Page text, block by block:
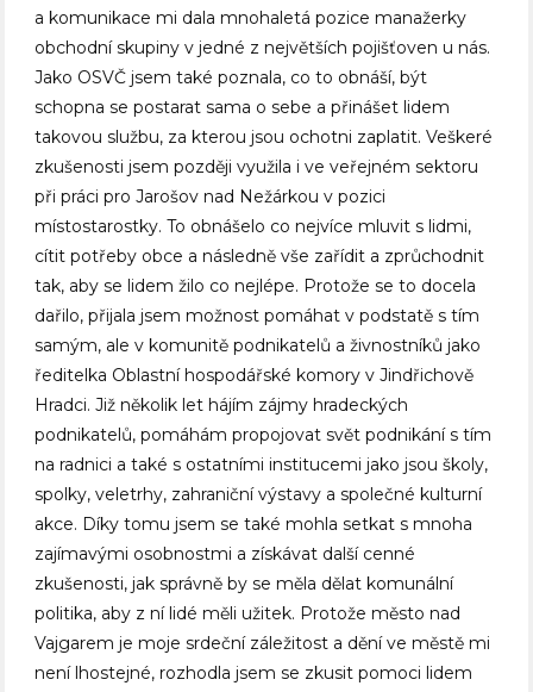
a komunikace mi dala mnohaletá pozice manažerky
obchodní skupiny v jedné z největších pojišťoven u nás.
Jako OSVČ jsem také poznala, co to obnáší, být
schopna se postarat sama o sebe a přinášet lidem
takovou službu, za kterou jsou ochotni zaplatit. Veškeré
zkušenosti jsem později využila i ve veřejném sektoru
při práci pro Jarošov nad Nežárkou v pozici
místostarostky. To obnášelo co nejvíce mluvit s lidmi,
cítit potřeby obce a následně vše zařídit a zprůchodnit
tak, aby se lidem žilo co nejlépe. Protože se to docela
dařilo, přijala jsem možnost pomáhat v podstatě s tím
samým, ale v komunitě podnikatelů a živnostníků jako
ředitelka Oblastní hospodářské komory v Jindřichově
Hradci. Již několik let hájím zájmy hradeckých
podnikatelů, pomáhám propojovat svět podnikání s tím
na radnici a také s ostatními institucemi jako jsou školy,
spolky, veletrhy, zahraniční výstavy a společné kulturní
akce. Díky tomu jsem se také mohla setkat s mnoha
zajímavými osobnostmi a získávat další cenné
zkušenosti, jak správně by se měla dělat komunální
politika, aby z ní lidé měli užitek. Protože město nad
Vajgarem je moje srdeční záležitost a dění ve městě mi
není lhostejné, rozhodla jsem se zkusit pomoci lidem